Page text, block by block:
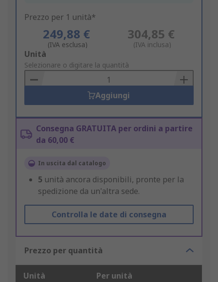
Prezzo per 1 unità*
249,88 €
(IVA esclusa)
304,85 €
(IVA inclusa)
Add
to
Basket
Unità
Selezionare o digitare la quantità
Aggiungi
Consegna GRATUITA per ordini a partire
da 60,00 €
In uscita dal catalogo
5 unità ancora disponibili, pronte per la
spedizione da un'altra sede.
Controlla le date di consegna
Prezzo per quantità
Unità Per unità